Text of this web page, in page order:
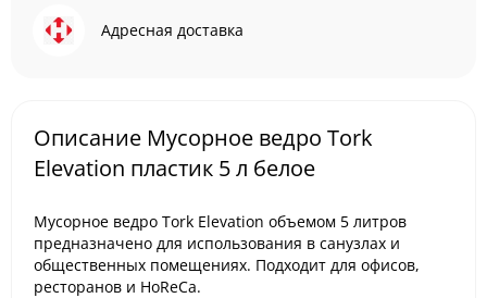
Адресная доставка
Описание Мусорное ведро Tork
Elevation пластик 5 л белое
Мусорное ведро Tork Elevation объемом 5 литров
предназначено для использования в санузлах и
общественных помещениях. Подходит для офисов,
ресторанов и HoReCa.